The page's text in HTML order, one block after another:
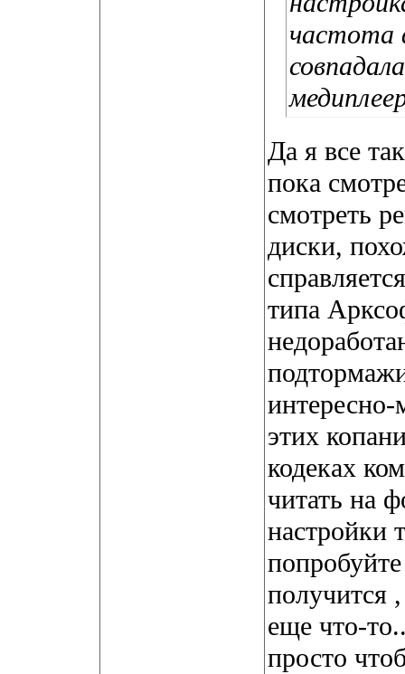
частота
Да я все
пока
смотреть
диски,
типа
интересно-
этих
кодеках
читать на
настройки
получится
еще что-
просто